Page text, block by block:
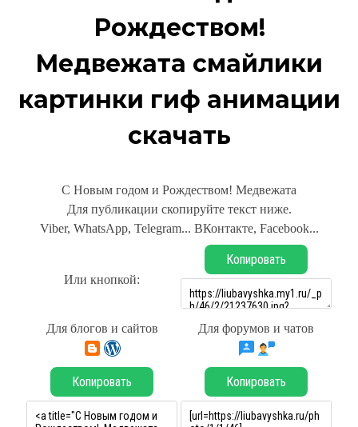
Рождеством!
Медвежата смайлики
картинки гиф анимации
скачать
С Новым годом и Рождеством! Медвежата
Для публикации скопируйте текст ниже.
Viber, WhatsApp, Telegram... ВКонтакте, Facebook...
Или кнопкой:
Копировать
Для блогов и сайтов Для форумов и чатов
Копировать Копировать